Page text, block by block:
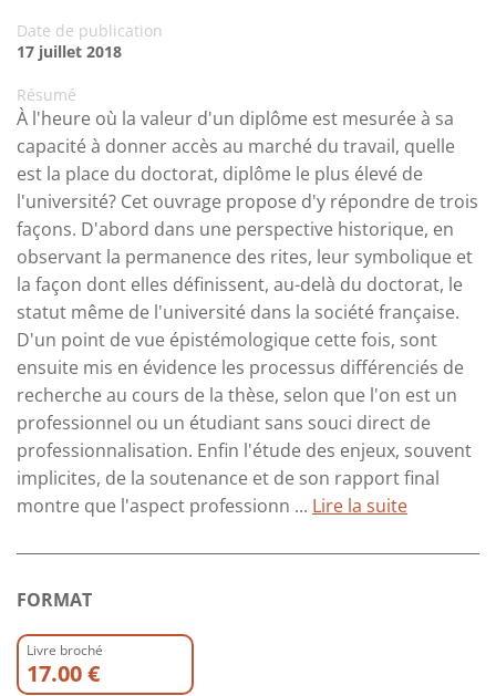
Date de publication
17 juillet 2018
Résumé
À l'heure où la valeur d'un diplôme est mesurée à sa
capacité à donner accès au marché du travail, quelle
est la place du doctorat, diplôme le plus élevé de
l'université? Cet ouvrage propose d'y répondre de trois
façons. D'abord dans une perspective historique, en
observant la permanence des rites, leur symbolique et
la façon dont elles définissent, au-delà du doctorat, le
statut même de l'université dans la société française.
D'un point de vue épistémologique cette fois, sont
ensuite mis en évidence les processus différenciés de
recherche au cours de la thèse, selon que l'on est un
professionnel ou un étudiant sans souci direct de
professionnalisation. Enfin l'étude des enjeux, souvent
implicites, de la soutenance et de son rapport final
montre que l'aspect professionn ... Lire la suite
FORMAT
Livre broché
17.00 €